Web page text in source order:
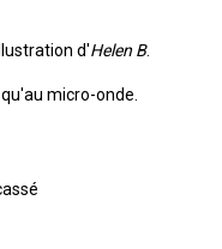
d'Helen B.
micro-onde.